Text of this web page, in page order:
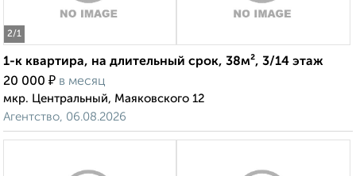
2/1
1-к квартира, на длительный срок, 38м², 3/14 этаж
20 000 ₽ в месяц
мкр. Центральный, Маяковского 12
Агентство, 06.08.2026